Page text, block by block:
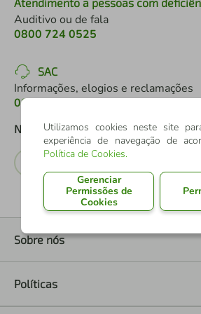
Auditivo ou de fala
0800 724 0525
SAC
Informações, elogios e reclamações
0800 724 7220
Nossas Redes Sociais
Sobre nós
Políticas
Utilizamos cookies neste site
experiência de navegação de
Política de Cookies.
Gerenciar
Permissões de
Cookies